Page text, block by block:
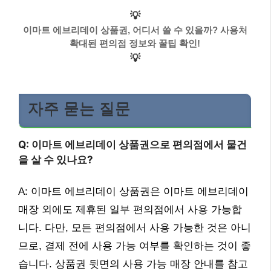
💡
이마트 에브리데이 상품권, 어디서 쓸 수 있을까? 사용처
확대된 편의점 정보와 꿀팁 확인!
💡
자주 묻는 질문
Q: 이마트 에브리데이 상품권으로 편의점에서 물건
을 살 수 있나요?
A: 이마트 에브리데이 상품권은 이마트 에브리데이
매장 외에도 제휴된 일부 편의점에서 사용 가능합
니다. 다만, 모든 편의점에서 사용 가능한 것은 아니
므로, 결제 전에 사용 가능 여부를 확인하는 것이 좋
습니다. 상품권 뒷면의 사용 가능 매장 안내를 참고